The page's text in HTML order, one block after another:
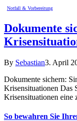
Notfall & Vorbereitung
Dokumente
By Sebastian3. April
Dokumente sichern:
Krisensituationen Das
Krisensituationen
So bewahren Sie